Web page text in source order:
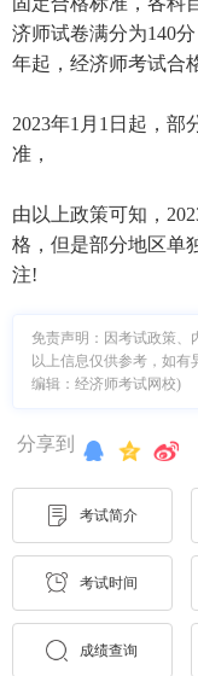
济师试卷满分为140
年起，经济师考试合
2023年1月1日起，
准，
由以上政策可知，
格，但是部分地区单
注!
免责声明：因考试政策、
以上信息仅供参考，如
编辑：经济师考试网校)
分享到
考试简介
考试时间
成绩查询